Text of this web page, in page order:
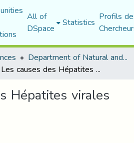
All of
DSpace Statistics Profils
Department of Natural and Life Sciences
Les causes des Hépatites virales
Hépatites virales